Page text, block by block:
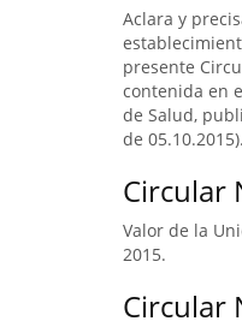
Aclara y
presente
contenida en
de Salud,
de 05.10.2015).
Circular
Valor de la
2015.
Circular